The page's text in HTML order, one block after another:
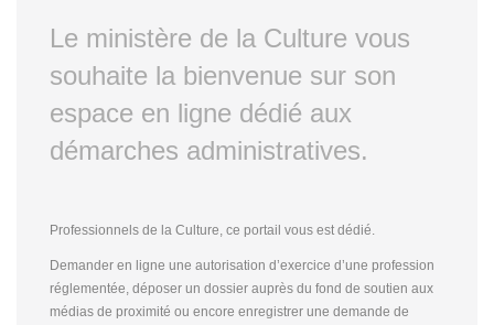
Le ministère de la Culture vous
souhaite la bienvenue sur son
espace en ligne dédié aux
démarches administratives.
Professionnels de la Culture, ce portail vous est dédié.
Demander en ligne une autorisation d’exercice d’une profession
réglementée, déposer un dossier auprès du fond de soutien aux
médias de proximité ou encore enregistrer une demande de